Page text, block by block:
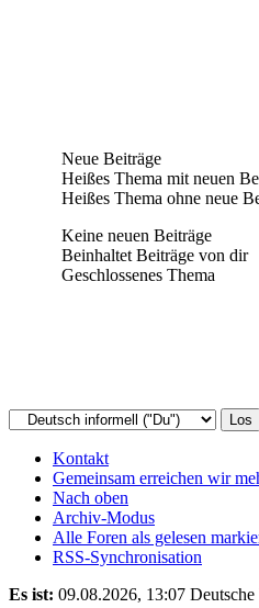
Neue Beiträge
Heißes Thema mit neuen
Heißes Thema ohne neue
Keine neuen Beiträge
Beinhaltet Beiträge von dir
Geschlossenes Thema
Kontakt
Gemeinsam erreichen wir
Nach oben
Archiv-Modus
Alle Foren als gelesen
RSS-Synchronisation
Es ist: 09.08.2026, 13:07 Deutsche